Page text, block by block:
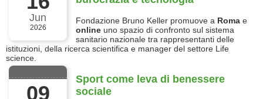
Jun
2026
Fondazione Bruno Keller promuove a Roma e
online uno spazio di confronto sul sistema
sanitario nazionale tra rappresentanti delle
istituzioni, della ricerca scientifica e manager del settore Life
science.
09
Sport come leva di benessere
sociale